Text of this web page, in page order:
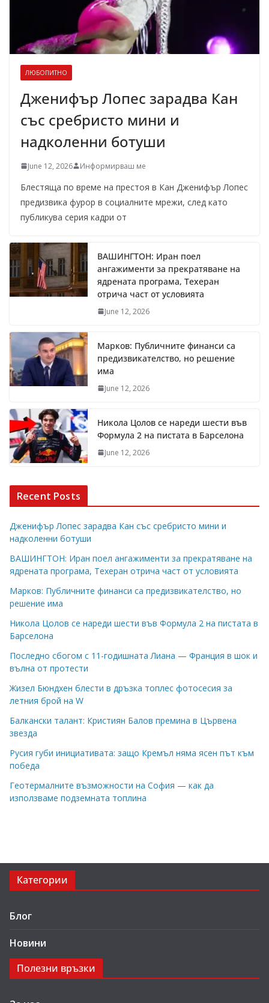
ЛЮБОПИТНО
Дженифър Лопес зарадва Кан
със сребристо мини и
надколенни ботуши
June 12, 2026 Информирваш ме
Блестяща по време на престоя в Кан Дженифър Лопес
предизвика фурор в социалните мрежи, след като
публикува серия кадри от
ВАШИНГТОН: Иран поел
ангажименти за прекратяване на
ядрената програма, Техеран
отрича част от условията
June 12, 2026
Марков: Публичните финанси са
предизвикателство, но решение
има
June 12, 2026
Никола Цолов се нареди шести във
Формула 2 на пистата в Барселона
June 12, 2026
Recent Posts
Дженифър Лопес зарадва Кан със сребристо мини и
надколенни ботуши
ВАШИНГТОН: Иран поел ангажименти за прекратяване на
ядрената програма, Техеран отрича част от условията
Марков: Публичните финанси са предизвикателство, но
решение има
Никола Цолов се нареди шести във Формула 2 на пистата в
Барселона
Последно сбогом с 11-годишната Лиана — Франция в шок и
вълна от протести
Жизел Бюндхен блести в дръзка топлес фотосесия за
летния брой на W
Балкански талант: Кристиян Балов премина в Цървена
звезда
Русия губи инициативата: защо Кремъл няма ясен път към
победа
Геотермалните възможности на София — как да
използваме подземната топлина
Категории
Блог
Новини
Полезни връзки